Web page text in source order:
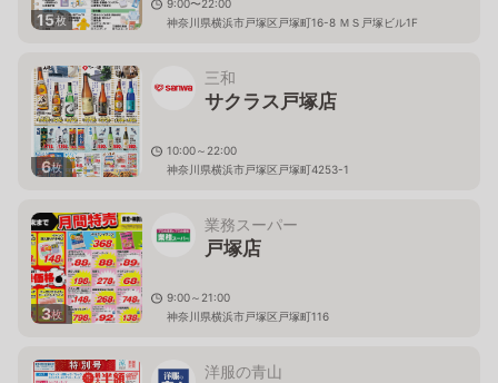
15枚
9:00〜22:00
神奈川県横浜市戸塚区戸塚町16-8 ＭＳ戸塚ビル1F
6枚
三和
サクラス戸塚店
10:00～22:00
神奈川県横浜市戸塚区戸塚町4253-1
3枚
業務スーパー
戸塚店
9:00～21:00
神奈川県横浜市戸塚区戸塚町116
洋服の青山